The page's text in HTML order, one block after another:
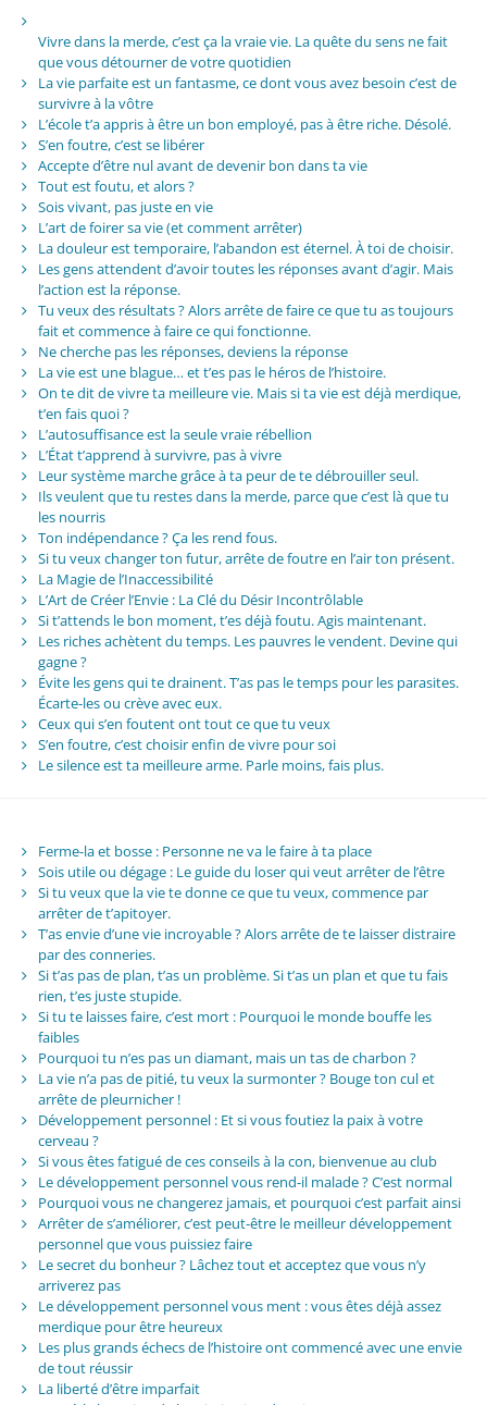
Vivre dans la merde, c’est ça la vraie vie. La quête du sens ne fait
que vous détourner de votre quotidien
La vie parfaite est un fantasme, ce dont vous avez besoin c’est de
survivre à la vôtre
L’école t’a appris à être un bon employé, pas à être riche. Désolé.
S’en foutre, c’est se libérer
Accepte d’être nul avant de devenir bon dans ta vie
Tout est foutu, et alors ?
Sois vivant, pas juste en vie
L’art de foirer sa vie (et comment arrêter)
La douleur est temporaire, l’abandon est éternel. À toi de choisir.
Les gens attendent d’avoir toutes les réponses avant d’agir. Mais
l’action est la réponse.
Tu veux des résultats ? Alors arrête de faire ce que tu as toujours
fait et commence à faire ce qui fonctionne.
Ne cherche pas les réponses, deviens la réponse
La vie est une blague… et t’es pas le héros de l’histoire.
On te dit de vivre ta meilleure vie. Mais si ta vie est déjà merdique,
t’en fais quoi ?
L’autosuffisance est la seule vraie rébellion
L’État t’apprend à survivre, pas à vivre
Leur système marche grâce à ta peur de te débrouiller seul.
Ils veulent que tu restes dans la merde, parce que c’est là que tu
les nourris
Ton indépendance ? Ça les rend fous.
Si tu veux changer ton futur, arrête de foutre en l’air ton présent.
La Magie de l’Inaccessibilité
L’Art de Créer l’Envie : La Clé du Désir Incontrôlable
Si t’attends le bon moment, t’es déjà foutu. Agis maintenant.
Les riches achètent du temps. Les pauvres le vendent. Devine qui
gagne ?
Évite les gens qui te drainent. T’as pas le temps pour les parasites.
Écarte-les ou crève avec eux.
Ceux qui s’en foutent ont tout ce que tu veux
S’en foutre, c’est choisir enfin de vivre pour soi
Le silence est ta meilleure arme. Parle moins, fais plus.
Ferme-la et bosse : Personne ne va le faire à ta place
Sois utile ou dégage : Le guide du loser qui veut arrêter de l’être
Si tu veux que la vie te donne ce que tu veux, commence par
arrêter de t’apitoyer.
T’as envie d’une vie incroyable ? Alors arrête de te laisser distraire
par des conneries.
Si t’as pas de plan, t’as un problème. Si t’as un plan et que tu fais
rien, t’es juste stupide.
Si tu te laisses faire, c’est mort : Pourquoi le monde bouffe les
faibles
Pourquoi tu n’es pas un diamant, mais un tas de charbon ?
La vie n’a pas de pitié, tu veux la surmonter ? Bouge ton cul et
arrête de pleurnicher !
Développement personnel : Et si vous foutiez la paix à votre
cerveau ?
Si vous êtes fatigué de ces conseils à la con, bienvenue au club
Le développement personnel vous rend-il malade ? C’est normal
Pourquoi vous ne changerez jamais, et pourquoi c’est parfait ainsi
Arrêter de s’améliorer, c’est peut-être le meilleur développement
personnel que vous puissiez faire
Le secret du bonheur ? Lâchez tout et acceptez que vous n’y
arriverez pas
Le développement personnel vous ment : vous êtes déjà assez
merdique pour être heureux
Les plus grands échecs de l’histoire ont commencé avec une envie
de tout réussir
La liberté d’être imparfait